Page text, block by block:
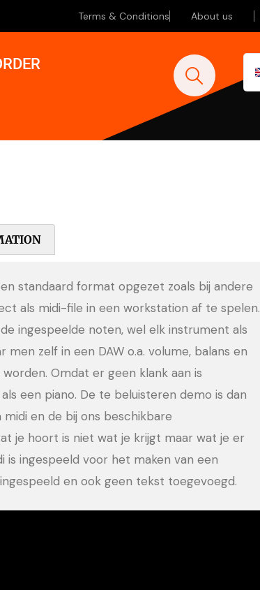
Terms & Conditions About us
standaard format opgezet zoals bij andere
als midi-file in een workstation af te spelen.
ingespeelde noten, wel elk instrument als
zelf in een DAW o.a. volume, balans en
Omdat er geen klank aan is
een piano. De te beluisteren demo is dan
en de bij ons beschikbare
je hoort is niet wat je krijgt maar wat je er
is ingespeeld voor het maken van een
en ook geen tekst toegevoegd.